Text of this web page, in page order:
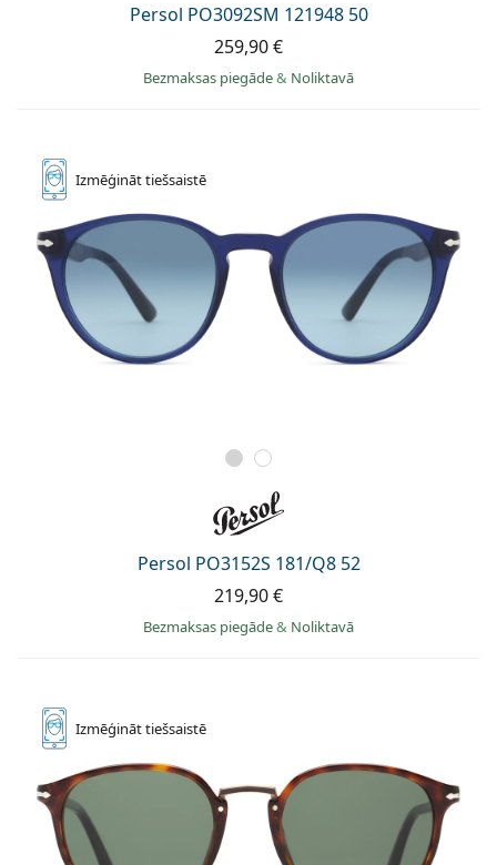
Persol PO3092SM 121948 50
259,90 €
Bezmaksas piegāde& Noliktavā
Izmēģināttiešsaistē
Persol PO3152S 181/Q8 52
219,90 €
Bezmaksas piegāde& Noliktavā
Izmēģināttiešsaistē